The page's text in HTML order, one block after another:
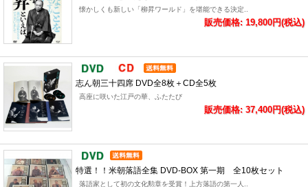
懐かしくも新しい「柳昇ワールド」を堪能できる決定..
販売価格: 19,800円(税込)
志ん朝三十四席 DVD全8枚＋CD全5枚
高座に咲いた江戸の華、ふたたび
販売価格: 37,400円(税込)
特選！！米朝落語全集 DVD-BOX 第一期 全10枚セット
落語家として初の文化勲章を受賞！上方落語の第一人..